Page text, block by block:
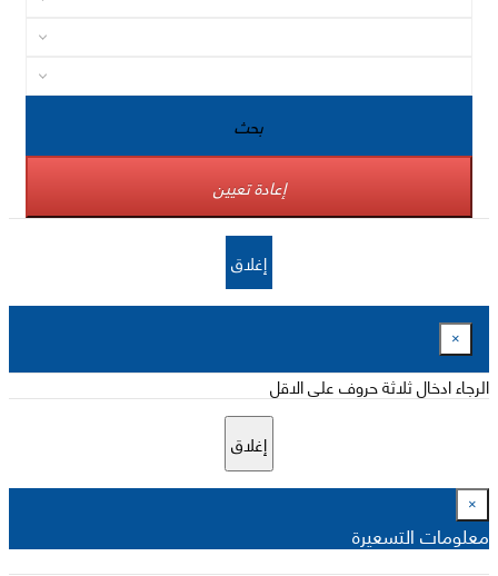
بحث
إعادة تعيين
إغلاق
×
الرجاء ادخال ثلاثة حروف على الاقل
إغلاق
×
معلومات التسعيرة